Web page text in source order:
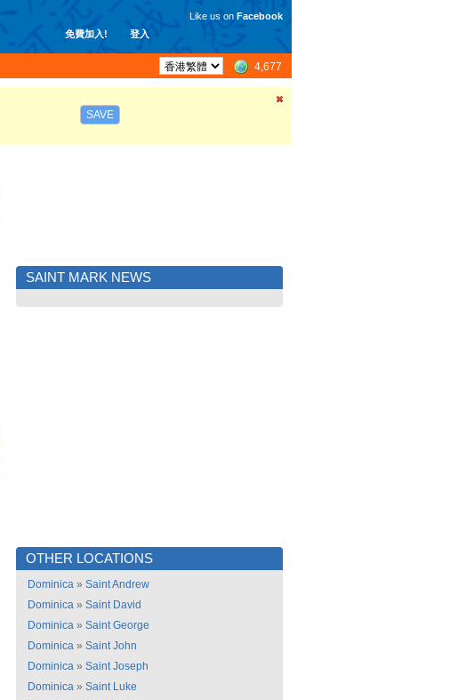
免費加入! 登入
Like us on Facebook
4,677
SAVE
SAINT MARK NEWS
OTHER LOCATIONS
Dominica » Saint Andrew
Dominica » Saint David
Dominica » Saint George
Dominica » Saint John
Dominica » Saint Joseph
Dominica » Saint Luke